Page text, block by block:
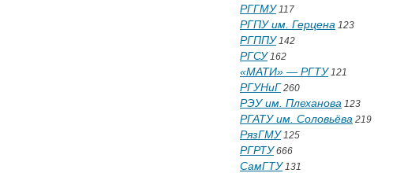
РГГМУ117
РГПУ им. Герцена 123
РГППУ142
РГСУ162
«МАТИ» — РГТУ121
РГУНиГ 260
РЭУ им. Плеханова 123
РГАТУ им. Соловьёва 219
РязГМУ125
РГРТУ666
СамГТУ131